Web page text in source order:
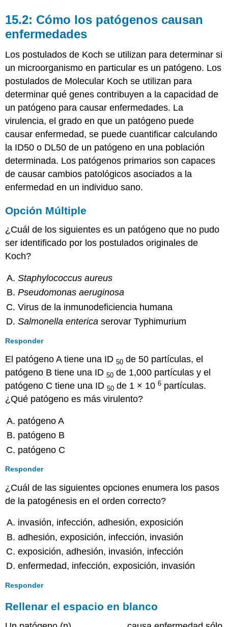
15.2: Cómo los patógenos causan
enfermedades
Los postulados de Koch se utilizan para determinar si
un microorganismo en particular es un patógeno. Los
postulados de Molecular Koch se utilizan para
determinar qué genes contribuyen a la capacidad de
un patógeno para causar enfermedades. La
virulencia, el grado en que un patógeno puede
causar enfermedad, se puede cuantificar calculando
la ID50 o DL50 de un patógeno en una población
determinada. Los patógenos primarios son capaces
de causar cambios patológicos asociados a la
enfermedad en un individuo sano.
Opción Múltiple
¿Cuál de los siguientes es un patógeno que no pudo
ser identificado por los postulados originales de
Koch?
Staphylococcus aureus
Pseudomonas aeruginosa
Virus de la inmunodeficiencia humana
Salmonella enterica serovar Typhimurium
Responder
El patógeno A tiene una ID50 de 50 partículas, el
patógeno B tiene una ID50 de 1,000 partículas y el
patógeno C tiene una ID50 de 1 × 106 partículas.
¿Qué patógeno es más virulento?
patógeno A
patógeno B
patógeno C
Responder
¿Cuál de las siguientes opciones enumera los pasos
de la patogénesis en el orden correcto?
invasión, infección, adhesión, exposición
adhesión, exposición, infección, invasión
exposición, adhesión, invasión, infección
enfermedad, infección, exposición, invasión
Responder
Rellenar el espacio en blanco